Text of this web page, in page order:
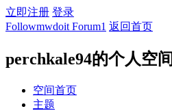
立即注册 登录
Followmwdoit Forum1 返回首页
perchkale94的个人空间
空间首页
主题